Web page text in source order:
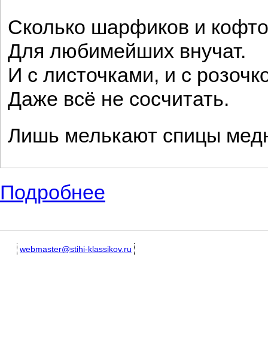
Сколько шарфиков и
Для любимейших внучат.
И с листочками, и с
Даже всё не сосчитать.
Лишь мелькают спицы
Подробнее
webmaster@stihi-klassikov.ru